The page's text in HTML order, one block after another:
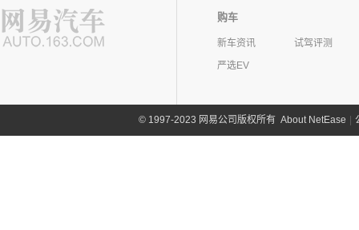
购车
新车资讯
试驾评测
严选EV
©1997-2023 网易公司版权所有 About NetEase